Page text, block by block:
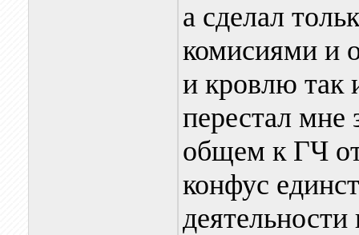
а сделал
комисиями и
и кровлю так
перестал мне
общем к ГЧ
конфус